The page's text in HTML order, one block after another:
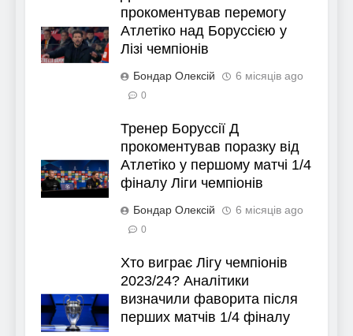
прокоментував перемогу
Атлетіко над Боруссією у
Лізі чемпіонів
Бондар Олексій 6 місяців ago
0
Тренер Боруссії Д
прокоментував поразку від
Атлетіко у першому матчі 1/4
фіналу Ліги чемпіонів
Бондар Олексій 6 місяців ago
0
Хто виграє Лігу чемпіонів
2023/24? Аналітики
визначили фаворита після
перших матчів 1/4 фіналу